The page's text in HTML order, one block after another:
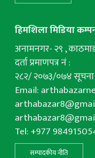
हिमशिला मिडिया
अनामनगर- २९ ,
दर्ता प्रमाणपत्र नं :
२८२/ २०७३/०७४ सूचना
Email:
Tel: +977
सम्पादकीय नीति